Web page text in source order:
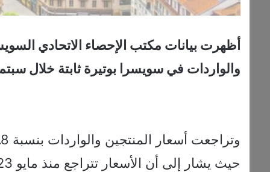
أظهرت بيانات مكتب الإحصاء الاتحادي
والواردات في سويسرا بوتيرة ثابتة خلال
حيث يشار إلى أن الأسعار تتراجع منذ مايو 2023.